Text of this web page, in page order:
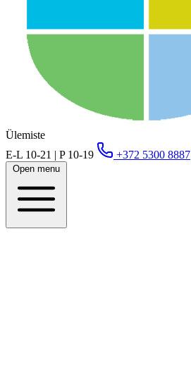
Ülemiste
E-L 10-21 | P 10-19
+372 5300 8887
Open menu